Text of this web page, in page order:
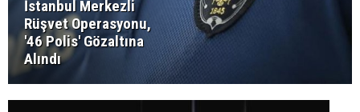
İstanbul Merkezli
Rüşvet Operasyonu,
'46 Polis' Gözaltına
Alındı